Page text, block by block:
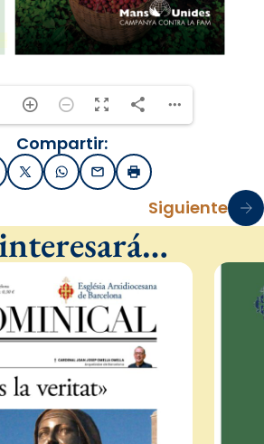
Compartir:
X / TwitterWhatsApp
EmailImprimir
Siguiente